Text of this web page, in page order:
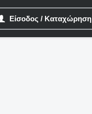
Είσοδος / Καταχώρηση